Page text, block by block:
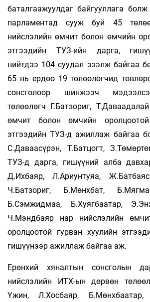
баталгаажуулдаг байгууллага
парламентад сууж буй 45
нийслэлийн өмчит болон өмчийн
этгээдийн ТУЗ-ийн дарга,
нийтдээ 104 суудал эзэлж байгаа
65 нь ердөө 19 төлөөлөгчид
сонсголоор шинжээч
төлөөлөгч Г.Батзориг,
өмчит болон өмчийн
этгээдийн ТУЗ-д ажиллаж байгаа
С.Даваасүрэн, Т.Батцогт,
ТУЗ-д дарга, гишүүний алба
Д.Ихбаяр, Л.Ариунтуяа,
Ч.Батзориг, Б.Мөнхбат,
Б.Сэмжидмаа, Б.Хуягбаатар,
Ч.Мэндбаяр нар нийслэлийн
оролцоотой гурван хуулийн
гишүүнээр ажиллаж байгаа аж.
Ерөнхий хяналтын сонсголын
нийслэлийн ИТХ-ын дөрвөн
Үжин, Л.Хосбаяр,